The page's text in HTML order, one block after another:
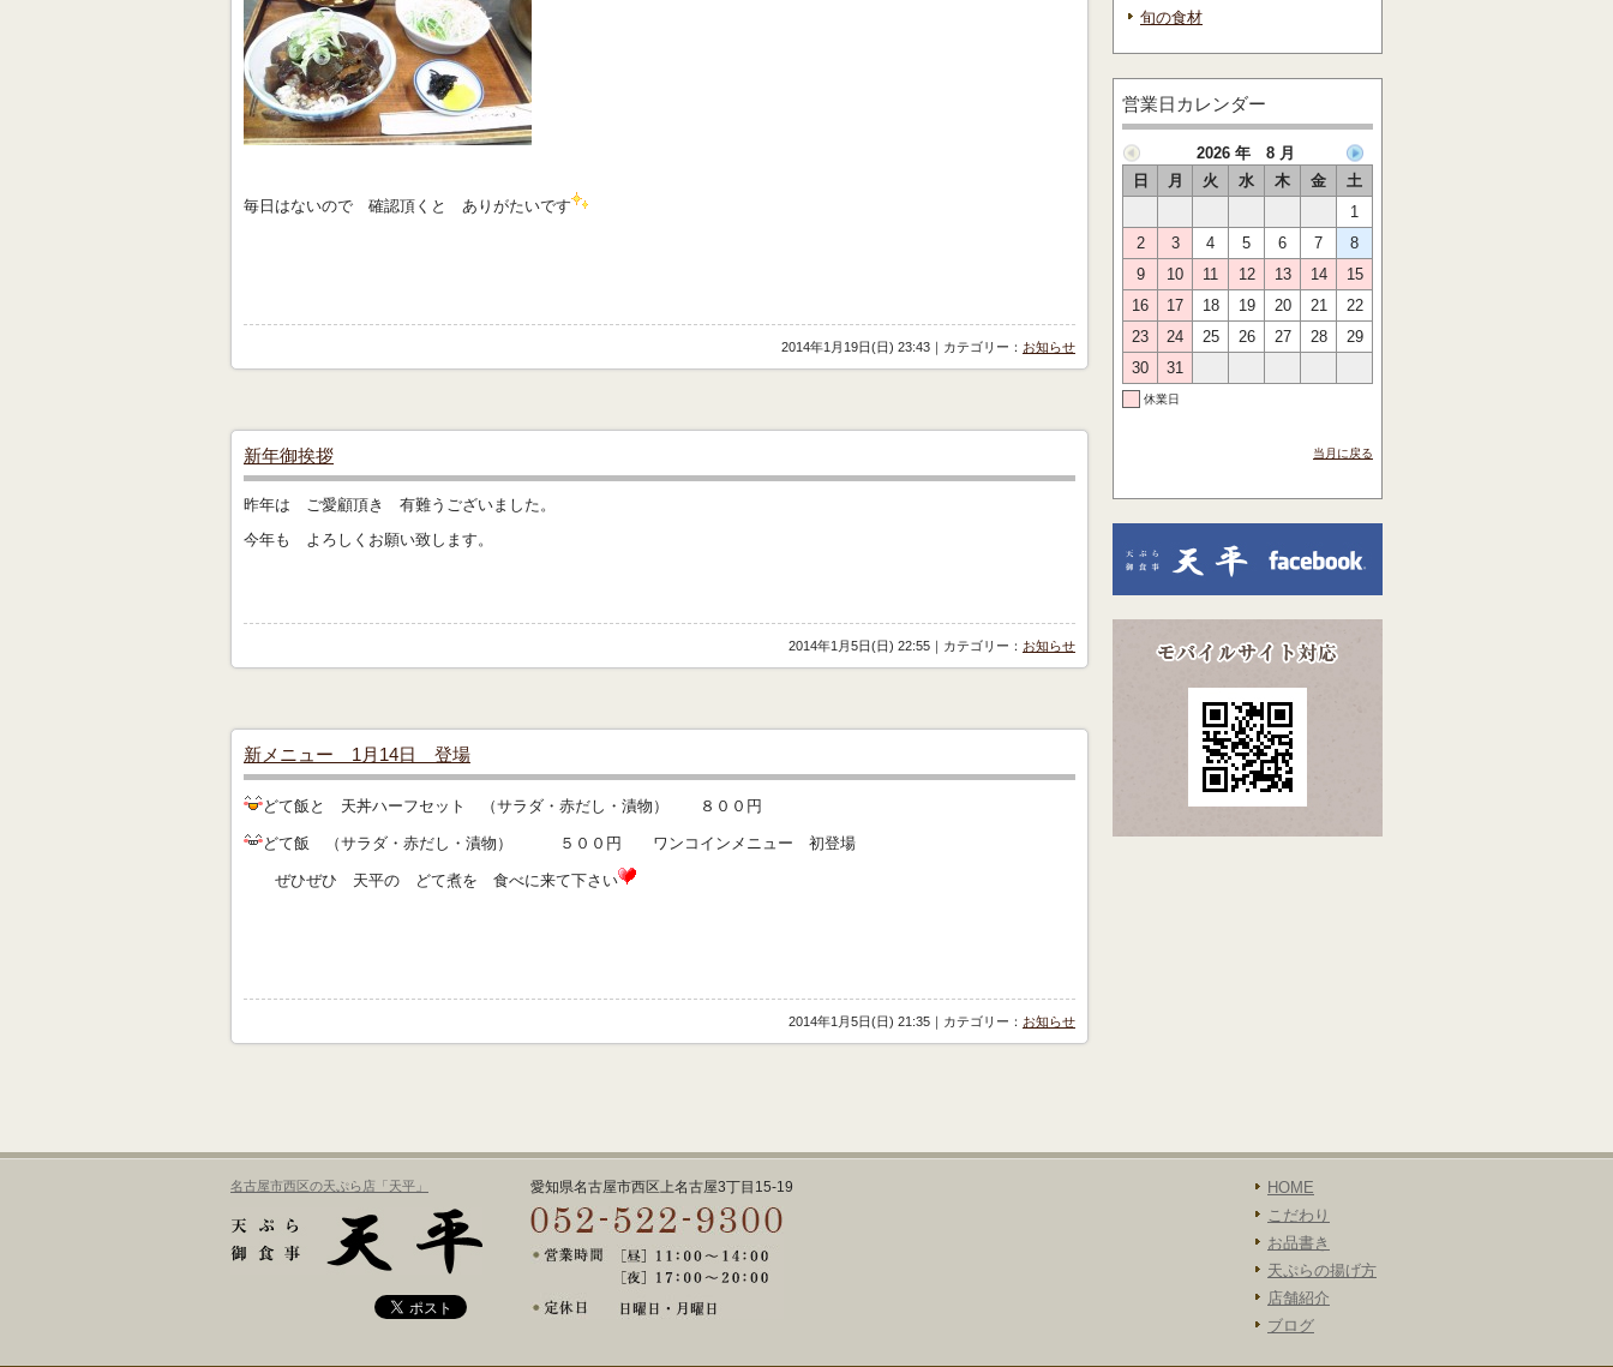
毎日はないので 確認頂くと ありがたいです
2014年1月19日(日) 23:43｜カテゴリー： お知らせ
新年御挨拶
昨年は ご愛顧頂き 有難うございました。
今年も よろしくお願い致します。
2014年1月5日(日) 22:55｜カテゴリー： お知らせ
新メニュー 1月14日 登場
どて飯と 天丼ハーフセット （サラダ・赤だし・漬物） ８００円
どて飯 （サラダ・赤だし・漬物） ５００円 ワンコインメニュー 初登場
ぜひぜひ 天平の どて煮を 食べに来て下さい
2014年1月5日(日) 21:35｜カテゴリー： お知らせ
旬の食材
営業日カレンダー
2026 年 8 月
日
月 火 水 木 金
土
1
2
3 4 5 6 7
8
9
10 11 12 13 14
15
16
17 18 19 20 21
22
23
24 25 26 27 28
29
30
31
休業日
当月に戻る
名古屋市西区の天ぷら店「天平」 愛知県名古屋市西区上名古屋3丁目15-19
HOME
こだわり
お品書き
天ぷらの揚げ方
店舗紹介
ブログ